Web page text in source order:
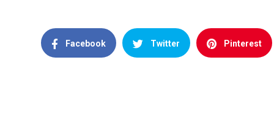
Facebook Twitter Pinterest